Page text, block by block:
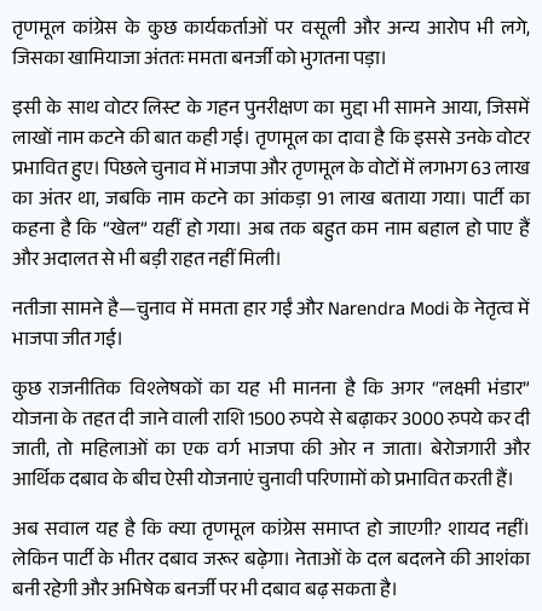
तृणमूल कांग्रेस के कुछ कार्यकर्ताओं पर वसूली और अन्य आरोप भी लगे,
जिसका खामियाजा अंततः ममता बनर्जी को भुगतना पड़ा।
इसी के साथ वोटर लिस्ट के गहन पुनरीक्षण का मुद्दा भी सामने आया, जिसमें
लाखों नाम कटने की बात कही गई। तृणमूल का दावा है कि इससे उनके वोटर
प्रभावित हुए। पिछले चुनाव में भाजपा और तृणमूल के वोटों में लगभग 63 लाख
का अंतर था, जबकि नाम कटने का आंकड़ा 91 लाख बताया गया। पार्टी का
कहना है कि “खेल” यहीं हो गया। अब तक बहुत कम नाम बहाल हो पाए हैं
और अदालत से भी बड़ी राहत नहीं मिली।
नतीजा सामने है—चुनाव में ममता हार गईं और Narendra Modi के नेतृत्व में
भाजपा जीत गई।
कुछ राजनीतिक विश्लेषकों का यह भी मानना है कि अगर “लक्ष्मी भंडार”
योजना के तहत दी जाने वाली राशि 1500 रुपये से बढ़ाकर 3000 रुपये कर दी
जाती, तो महिलाओं का एक वर्ग भाजपा की ओर न जाता। बेरोजगारी और
आर्थिक दबाव के बीच ऐसी योजनाएं चुनावी परिणामों को प्रभावित करती हैं।
अब सवाल यह है कि क्या तृणमूल कांग्रेस समाप्त हो जाएगी? शायद नहीं।
लेकिन पार्टी के भीतर दबाव जरूर बढ़ेगा। नेताओं के दल बदलने की आशंका
बनी रहेगी और अभिषेक बनर्जी पर भी दबाव बढ़ सकता है।